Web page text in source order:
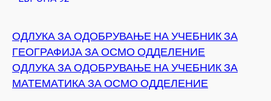
ОДЛУКА ЗА ОДОБРУВАЊЕ НА УЧЕБНИК ЗА
ГЕОГРАФИЈА ЗА ОСМО ОДДЕЛЕНИЕ
ОДЛУКА ЗА ОДОБРУВАЊЕ НА УЧЕБНИК ЗА
МАТЕМАТИКА ЗА ОСМО ОДДЕЛЕНИЕ